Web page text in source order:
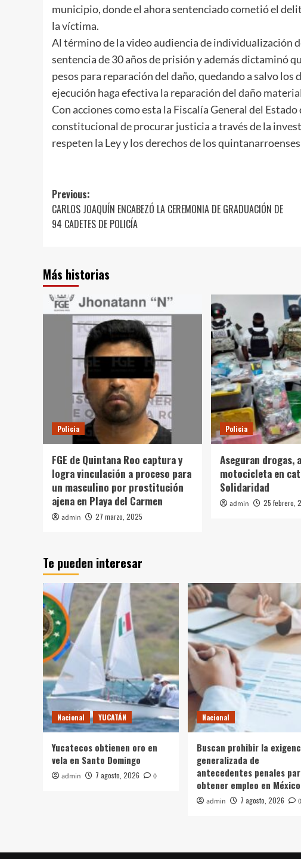
municipio, donde el ahora sentenciado cometió el
la víctima.
Al término de la video audiencia de individualización
sentencia de 30 años de prisión y además dictaminó
pesos para reparación del daño, quedando a salvo los
ejecución haga efectiva la reparación del daño
Con acciones como esta la Fiscalía General del
constitucional de procurar justicia a través de la
respeten la Ley y los derechos de los
Post
navigation
Previous:
CARLOS JOAQUÍN ENCABEZÓ LA CEREMONIA DE GRADUACIÓN DE
94 CADETES DE POLICÍA
Más historias
Policia
FGE de Quintana Roo captura y
logra vinculación a proceso para
un masculino por prostitución
ajena en Playa del Carmen
admin 27 marzo, 2025
Policia
Aseguran drogas,
motocicleta en
Solidaridad
admin 25 febrero,
Te pueden interesar
Nacional YUCATÁN
Yucatecos obtienen oro en
vela en Santo Domingo
admin 7 agosto, 2026 0
Nacional
Buscan prohibir la
generalizada de
antecedentes penales
obtener empleo en México
admin 7 agosto, 2026 0